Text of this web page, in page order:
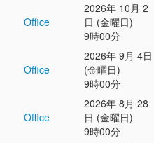
Office
2026年 10月 2
日 (金曜日)
9時00分
Office
2026年 9月 4日
(金曜日)
9時00分
Office
2026年 8月 28
日 (金曜日)
9時00分